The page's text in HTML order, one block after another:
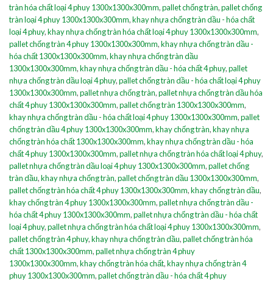
tràn hóa chất loại 4 phuy 1300x1300x300mm,pallet chống tràn,pallet chống
tràn loại 4 phuy 1300x1300x300mm,khay nhựa chống tràn dầu - hóa chất
loại 4 phuy,khay nhựa chống tràn hóa chất loại 4 phuy 1300x1300x300mm,
pallet chống tràn 4 phuy 1300x1300x300mm,khay nhựa chống tràn dầu -
hóa chất 1300x1300x300mm,khay nhựa chống tràn dầu
1300x1300x300mm,khay nhựa chống tràn dầu - hóa chất 4 phuy,pallet
nhựa chống tràn dầu loại 4 phuy,pallet chống tràn dầu - hóa chất loại 4 phuy
1300x1300x300mm,pallet nhựa chống tràn,pallet nhựa chống tràn dầu hóa
chất 4 phuy 1300x1300x300mm,pallet chống tràn 1300x1300x300mm,
khay nhựa chống tràn dầu - hóa chất loại 4 phuy 1300x1300x300mm,pallet
chống tràn dầu 4 phuy 1300x1300x300mm,khay chống tràn,khay nhựa
chống tràn hóa chất 1300x1300x300mm,khay nhựa chống tràn dầu - hóa
chất 4 phuy 1300x1300x300mm,pallet nhựa chống tràn hóa chất loại 4 phuy,
pallet nhựa chống tràn dầu loại 4 phuy 1300x1300x300mm,pallet chống
tràn dầu,khay nhựa chống tràn,pallet chống tràn dầu 1300x1300x300mm,
pallet chống tràn hóa chất 4 phuy 1300x1300x300mm,khay chống tràn dầu,
khay chống tràn 4 phuy 1300x1300x300mm,pallet nhựa chống tràn dầu -
hóa chất 4 phuy 1300x1300x300mm,pallet nhựa chống tràn dầu - hóa chất
loại 4 phuy,pallet nhựa chống tràn hóa chất loại 4 phuy 1300x1300x300mm,
pallet chống tràn 4 phuy,khay nhựa chống tràn dầu,pallet chống tràn hóa
chất 1300x1300x300mm,pallet nhựa chống tràn 4 phuy
1300x1300x300mm,khay chống tràn hóa chất,khay nhựa chống tràn 4
phuy 1300x1300x300mm,pallet chống tràn dầu - hóa chất 4 phuy